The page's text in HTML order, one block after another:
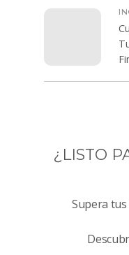
¿LISTO
Supera